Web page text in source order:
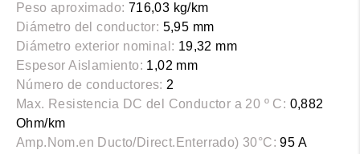
Peso aproximado: 716,03 kg/km
Diámetro del conductor: 5,95 mm
Diámetro exterior nominal: 19,32 mm
Espesor Aislamiento: 1,02 mm
Número de conductores: 2
Max. Resistencia DC del Conductor a 20 º C: 0,882
Ohm/km
Amp.Nom.en Ducto/Direct.Enterrado) 30°C: 95 A